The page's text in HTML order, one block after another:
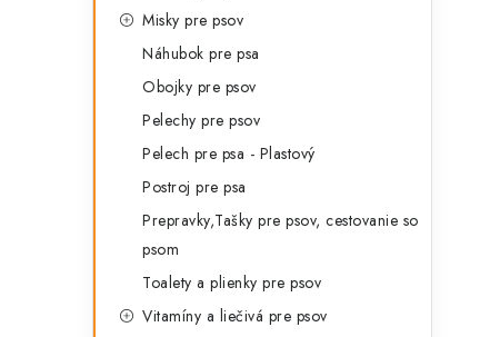
Misky pre psov
Náhubok pre psa
Obojky pre psov
Pelechy pre psov
Pelech pre psa - Plastový
Postroj pre psa
Prepravky,Tašky pre psov, cestovanie so
psom
Toalety a plienky pre psov
Vitamíny a liečivá pre psov